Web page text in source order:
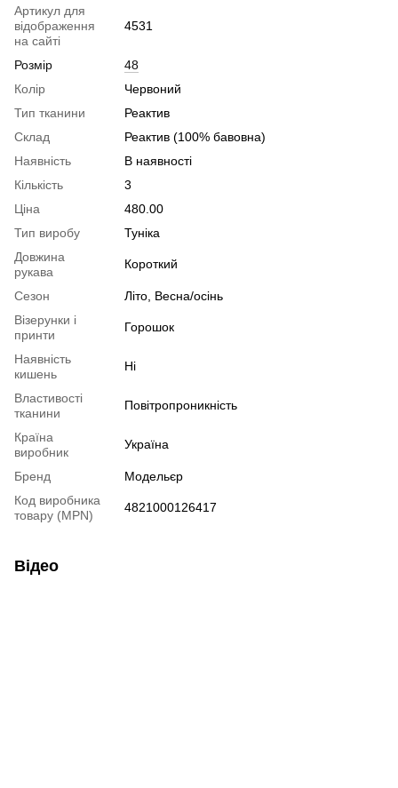
Артикул для
відображення
на сайті
4531
Розмір
48
Колір
Червоний
Тип тканини
Реактив
Склад
Реактив (100% бавовна)
Наявність
В наявності
Кількість
3
Ціна
480.00
Тип виробу
Туніка
Довжина
рукава
Короткий
Сезон
Літо, Весна/осінь
Візерунки і
принти
Горошок
Наявність
кишень
Ні
Властивості
тканини
Повітропроникність
Країна
виробник
Україна
Бренд
Модельєр
Код виробника
товару (MPN)
4821000126417
Відео